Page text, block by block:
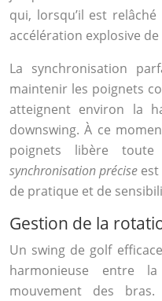
qui, lorsqu’il est
accélération explosive
La synchronisation
maintenir les poignets
atteignent environ la
downswing. À ce
poignets libère toute
synchronisation précise
de pratique et de
Gestion de la
Un swing de golf
harmonieuse entre
mouvement des